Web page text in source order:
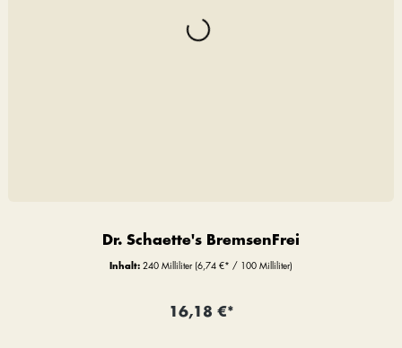
Dr. Schaette's BremsenFrei
Inhalt: 240 Milliliter (6,74 €* / 100 Milliliter)
16,18 €*